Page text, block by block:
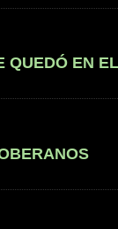
QUEDÓ EN